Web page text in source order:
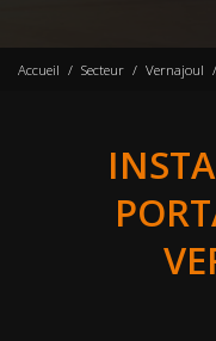
Accueil Secteur Vernajoul